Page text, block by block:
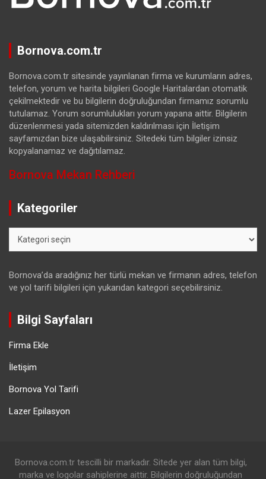
Bornova.com.tr
Bornova.com.tr sitesinde yayınlanan firma ve kurumların adres,
telefon, yorum ve harita bilgileri Google Haritalardan otomatik
çekilmektedir ve bu bilgilerin doğruluğundan firmamız sorumlu
tutulamaz. Yorum sorumlulukları yorum yapana aittir. Bilgilerin
düzenlenmesi yada sitemizden kaldırılması için İletişim
sayfamızdan bize ulaşabilirsiniz. Sitedeki tüm bilgiler izinsiz
kopyalanamaz ve dağıtılamaz.
Bornova Mekan Rehberi
Kategoriler
Bornova’da aradığınız her türlü mekan ve firmanın adres, telefon
ve yol tarifi bilgileri için yukarıdan kategori seçebilirsiniz.
Bilgi Sayfaları
Firma Ekle
İletişim
Bornova Yol Tarifi
Lazer Epilasyon
Bornova.com.tr tescilli bir markadır. Sitede yer alan tüm bilgi,
marka ve logolar sahiplerine aittir. Bilgilerin doğruluğundan